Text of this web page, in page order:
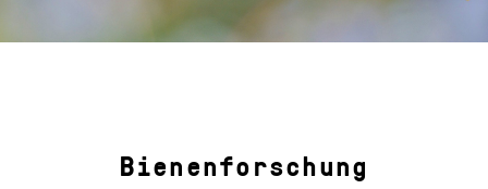
Bienenforschung